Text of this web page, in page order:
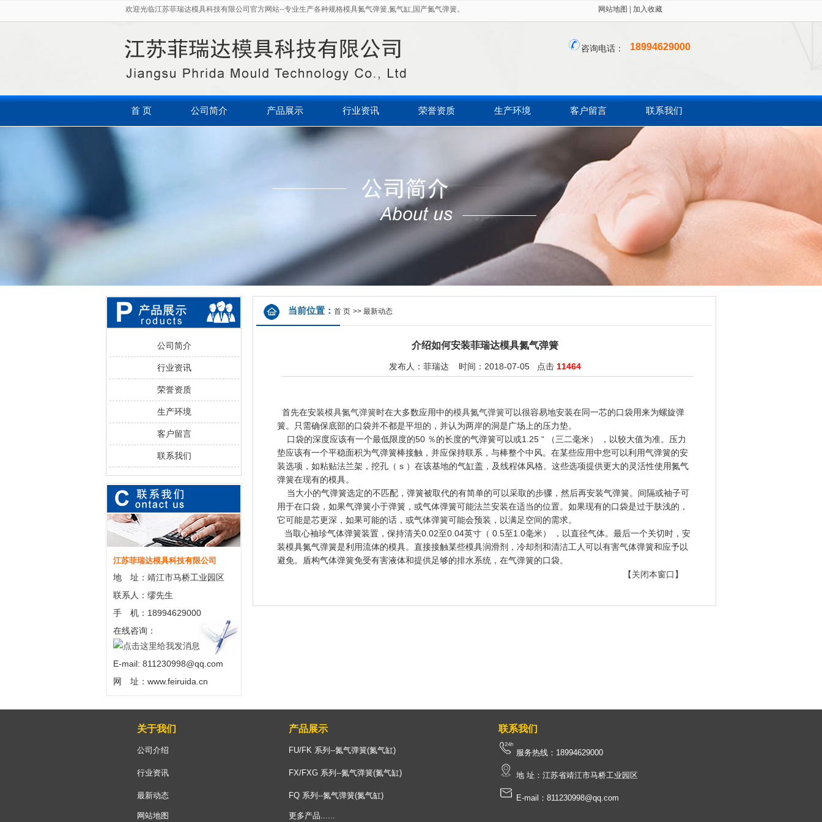
欢迎光临江苏菲瑞达模具科技有限公司官方网站--专业生产各种规格模具氮气弹簧,氮气缸,国产氮气弹簧。 网站地图 加入收藏
咨询电话： 18994629000
首 页 公司简介 产品展示 行业资讯 荣誉资质 生产环境 客户留言 联系我们
公司简介
行业资讯
荣誉资质
生产环境
客户留言
联系我们
江苏菲瑞达模具科技有限公司
地 址：靖江市马桥工业园区
联系人：缪先生
手 机：18994629000
在线咨询：
E-mail: 811230998@qq.com
网 址：www.feiruida.cn
当前位置： 首 页 >> 最新动态
介绍如何安装菲瑞达模具氮气弹簧
发布人：菲瑞达 时间：2018-07-05 点击 11464
首先在安装模具氮气弹簧时在大多数应用中的模具氮气弹簧可以很容易地安装在同一芯的口袋用来为螺旋弹
簧。只需确保底部的口袋并不都是平坦的，并认为两岸的洞是广场上的压力垫。
口袋的深度应该有一个最低限度的50 ％的长度的气弹簧可以或1.25 “ （三二毫米） ，以较大值为准。压力
垫应该有一个平稳面积为气弹簧棒接触，并应保持联系，与棒整个中风。在某些应用中您可以利用气弹簧的安
装选项，如粘贴法兰架，挖孔（ s ）在该基地的气缸盖，及线程体风格。这些选项提供更大的灵活性使用氮气
弹簧在现有的模具。
当大小的气弹簧选定的不匹配，弹簧被取代的有简单的可以采取的步骤，然后再安装气弹簧。间隔或袖子可
用于在口袋，如果气弹簧小于弹簧，或气体弹簧可能法兰安装在适当的位置。如果现有的口袋是过于肤浅的，
它可能是芯更深，如果可能的话，或气体弹簧可能会预装，以满足空间的需求。
当取心袖珍气体弹簧装置，保持清关0.02至0.04英寸（ 0.5至1.0毫米） ，以直径气体。最后一个关切时，安
装模具氮气弹簧是利用流体的模具。直接接触某些模具润滑剂，冷却剂和清洁工人可以有害气体弹簧和应予以
避免。盾构气体弹簧免受有害液体和提供足够的排水系统，在气弹簧的口袋。
【关闭本窗口 】
关于我们 产品展示 联系我们
公司介绍 FU/FK 系列--氮气弹簧(氮气缸) 服务热线：18994629000
行业资讯 FX/FXG 系列--氮气弹簧(氮气缸) 地 址：江苏省靖江市马桥工业园区
最新动态 FQ 系列--氮气弹簧(氮气缸)
E-mail：811230998@qq.com
网站地图
更多产品......